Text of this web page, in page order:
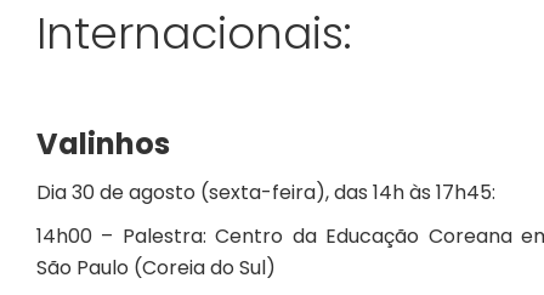
Internacionais:
Valinhos
Dia 30 de agosto (sexta-feira), das 14h às 17h45:
14h00 – Palestra: Centro da Educação Coreana
São Paulo (Coreia do Sul)